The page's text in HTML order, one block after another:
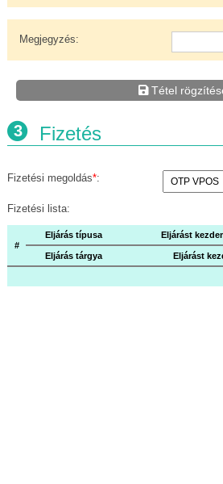
Megjegyzés:
Tétel
3 Fizetés
Fizetési megoldás*:
Fizetési lista:
#
Eljárás típusa Eljárást
Eljárás tárgya Eljárást